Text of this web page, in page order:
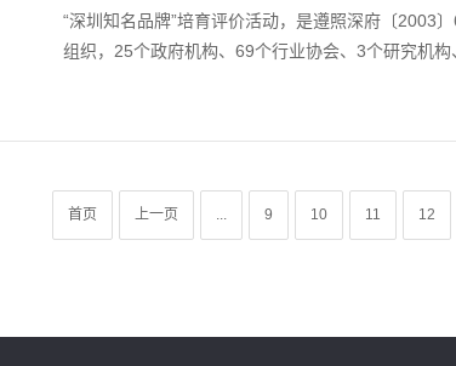
“深圳知名品牌”培育评价活动，是遵照深府〔2003
组织，25个政府机构、69个行业协会、3个研究机构
首页 上一页 ... 9 10 11 12